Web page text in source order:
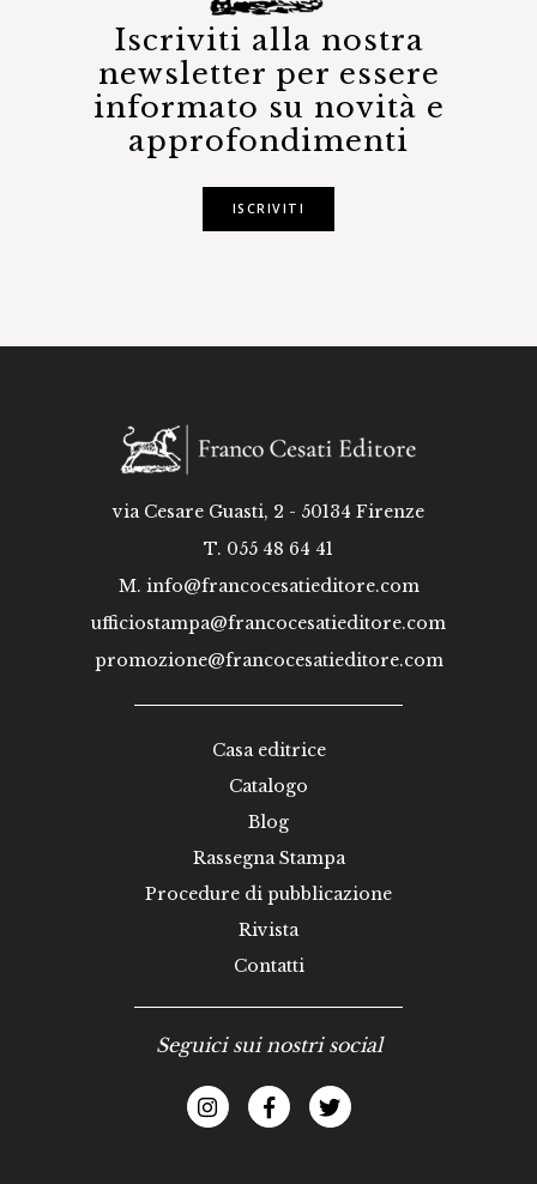
Iscriviti alla nostra
newsletter per essere
informato su novità e
approfondimenti
ISCRIVITI
via Cesare Guasti, 2 - 50134 Firenze
T. 055 48 64 41
M. info@francocesatieditore.com
ufficiostampa@francocesatieditore.com
promozione@francocesatieditore.com
Casa editrice
Catalogo
Blog
Rassegna Stampa
Procedure di pubblicazione
Rivista
Contatti
Seguici sui nostri social